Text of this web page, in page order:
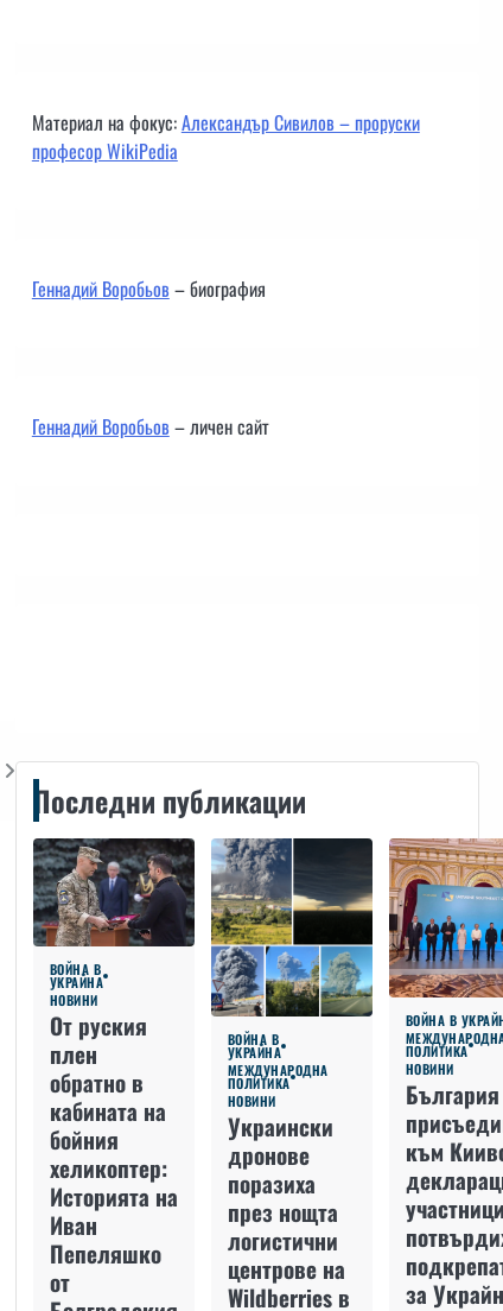
Материал на фокус:Александър Сивилов – проруски
професор WikiPedia
Геннадий Воробьов– биография
Геннадий Воробьов– личен сайт
Последни публикации
ВОЙНА В
УКРАЙНА
НОВИНИ
От руския
плен
обратно в
кабината на
бойния
хеликоптер:
Историята на
Иван
Пепеляшко
от
ВОЙНА В
УКРАЙНА
МЕЖДУНАРОДНА
ПОЛИТИКА
НОВИНИ
Украински
дронове
поразиха
през нощта
логистични
центрове на
Wildberries в
ВОЙНА В
ПОЛИТИКА
НОВИНИ
към
за